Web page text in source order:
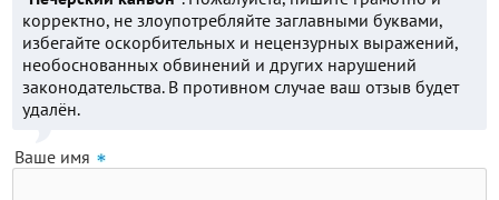
корректно, не злоупотребляйте заглавными буквами,
избегайте оскорбительных и нецензурных выражений,
необоснованных обвинений и других нарушений
законодательства. В противном случае ваш отзыв будет
удалён.
Ваше имя